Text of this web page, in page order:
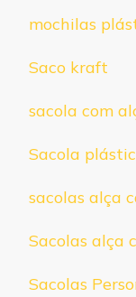
mochilas
Saco kraft
sacola com
Sacola
sacolas alça
Sacolas alça
Sacolas